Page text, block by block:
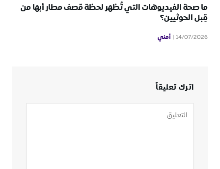
ما صحة الفيديوهات التي تُظهر لحظة قصف مطار أبها من
قِبل الحوثيين؟
14/07/2026 أمني
اترك تعليقاً